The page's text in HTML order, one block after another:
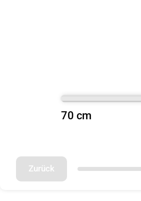
70 cm
Zurück